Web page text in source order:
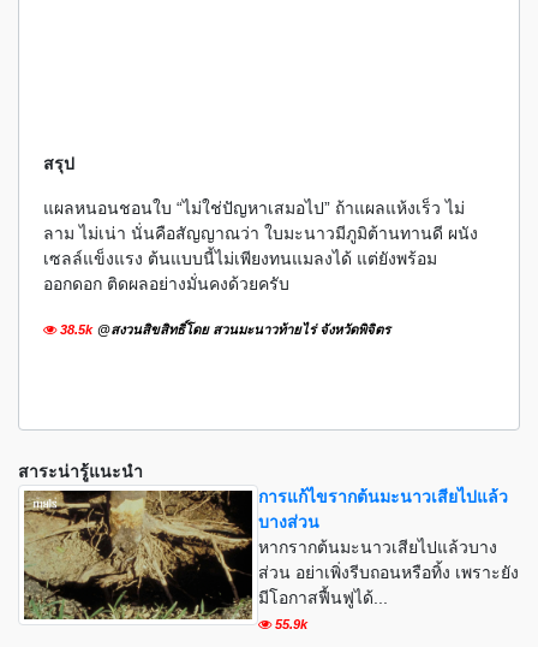
สรุป
แผลหนอนชอนใบ “ไม่ใช่ปัญหาเสมอไป” ถ้าแผลแห้งเร็ว ไม่
ลาม ไม่เน่า นั่นคือสัญญาณว่า ใบมะนาวมีภูมิต้านทานดี ผนัง
เซลล์แข็งแรง ต้นแบบนี้ไม่เพียงทนแมลงได้ แต่ยังพร้อม
ออกดอก ติดผลอย่างมั่นคงด้วยครับ
38.5k @สงวนสิขสิทธิ์โดย สวนมะนาวท้ายไร่ จังหวัดพิจิตร
สาระน่ารู้แนะนำ
การแก้ไขรากต้นมะนาวเสียไปแล้ว
บางส่วน
หากรากต้นมะนาวเสียไปแล้วบาง
ส่วน อย่าเพิ่งรีบถอนหรือทิ้ง เพราะยัง
มีโอกาสฟื้นฟูได้...
55.9k